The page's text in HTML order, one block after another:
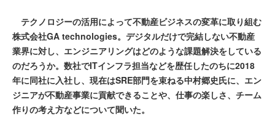
テクノロジーの活用によって不動産ビジネスの変革に取り組む
株式会社GA technologies。デジタルだけで完結しない不動産
業界に対し、エンジニアリングはどのような課題解決をしている
のだろうか。数社でITインフラ担当などを歴任したのちに2018
年に同社に入社し、現在はSRE部門を束ねる中村郷史氏に、エン
ジニアが不動産事業に貢献できることや、仕事の楽しさ、チーム
作りの考え方などについて聞いた。